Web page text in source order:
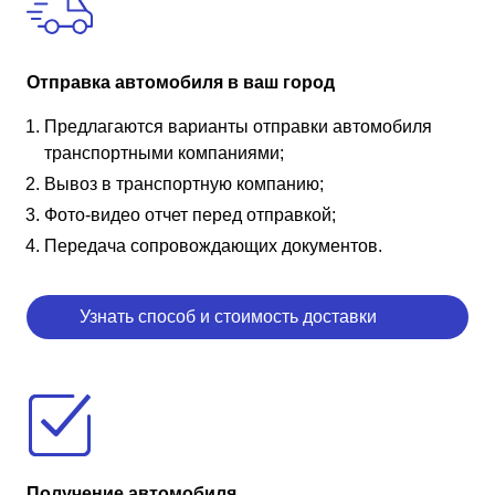
Отправка автомобиля в ваш город
Предлагаются варианты отправки автомобиля
транспортными компаниями;
Вывоз в транспортную компанию;
Фото-видео отчет перед отправкой;
Передача сопровождающих документов.
Узнать способ и стоимость доставки